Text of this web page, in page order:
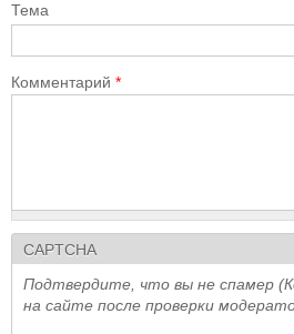
Тема
Комментарий *
CAPTCHA
Подтвердите, что вы не спамер
на сайте после проверки